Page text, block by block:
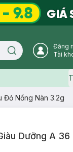
Search icon
Đăng
Tài
Đỏ Nồng Nàn 3.2g
Dưỡng A